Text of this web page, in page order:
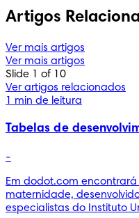
Artigos
Ver mais artigos
Ver mais artigos
Slide 1 of 10
Ver artigos relacionados
1 min de leitura
Tabelas de
-
Em dodot.com
maternidade,
especialistas do Instituto